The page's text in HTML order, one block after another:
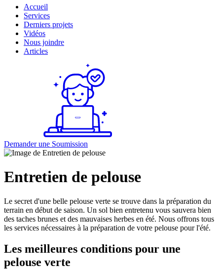
Accueil
Services
Derniers projets
Vidéos
Nous joindre
Articles
Demander une Soumission
Entretien de pelouse
Le secret d'une belle pelouse verte se trouve dans la préparation du
terrain en début de saison. Un sol bien entretenu vous sauvera bien
des taches brunes et des mauvaises herbes en été. Nous offrons tous
les services nécessaires à la préparation de votre pelouse pour l'été.
Les meilleures conditions pour une
pelouse verte